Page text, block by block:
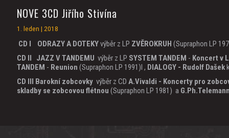
NOVE 3CD Jiřího Stivína
1. leden | 2018
CD I ODRAZY A DOTEKYvýběr z LP ZVĚROKRUH (Supraphon LP
CD II JAZZ V TANDEMU výběr z LP SYSTEM TANDEM - Koncert v
TANDEM - Reunion (Supraphon LP 1991)I , DIALOGY - Rudolf Dašek
CD III Barokní zobcovky výběr z CD A.Vivaldi - Koncerty pro
skladby se zobcovou flétnou (Supraphon LP 1981) a